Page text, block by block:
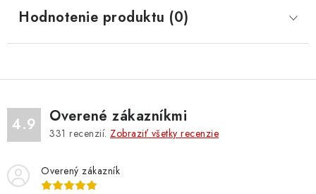
Hodnotenie produktu (0)
4.9 Overené zákazníkmi
331 recenzií. Zobraziť všetky recenzie
Overený zákazník